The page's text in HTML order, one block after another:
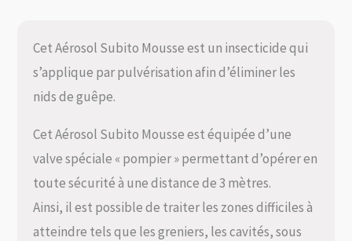
Cet Aérosol Subito Mousse est un insecticide qui
s’applique par pulvérisation afin d’éliminer les
nids de guêpe.
Cet Aérosol Subito Mousse est équipée d’une
valve spéciale « pompier » permettant d’opérer en
toute sécurité à une distance de 3 mètres.
Ainsi, il est possible de traiter les zones difficiles à
atteindre tels que les greniers, les cavités, sous